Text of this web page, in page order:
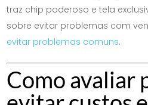
traz chip poderoso e tela
sobre evitar problemas com
evitar problemas comuns.
Como avaliar